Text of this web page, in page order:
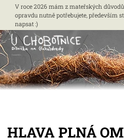
V roce 2026 mám z mateřských
opravdu nutně potřebujete, především
napsat :)
HLAVA PLNÁ